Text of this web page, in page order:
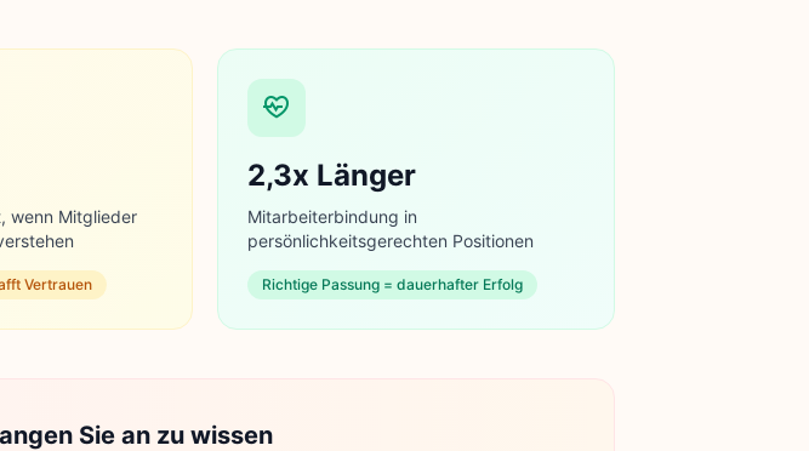
wenn Mitglieder
Vertrauen
2,3x Länger
Mitarbeiterbindung in
persönlichkeitsgerechten Positionen
Richtige Passung = dauerhafter Erfolg
Sie an zu wissen